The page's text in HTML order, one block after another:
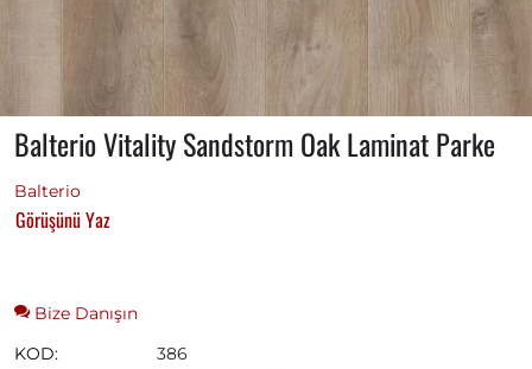
Balterio Vitality Sandstorm Oak Laminat Parke
Balterio
Görüşünü Yaz
Bize Danışın
KOD:
386